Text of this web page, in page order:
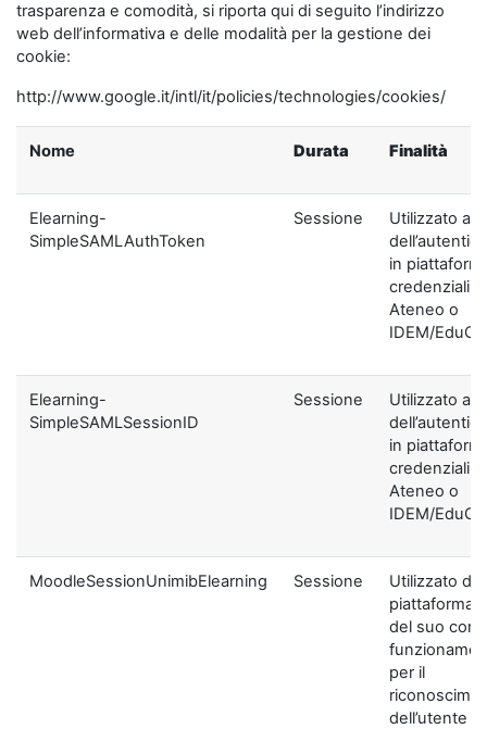
trasparenza e comodità, si riporta qui di seguito l’indirizzo
web dell’informativa e delle modalità per la gestione dei
cookie:
http://www.google.it/intl/it/policies/technologies/cookies/
Nome Durata Finalità
Elearning-
SimpleSAMLAuthToken
Sessione
Utilizzato ai
in
credenziali di
Ateneo o
IDEM/
Elearning-
SimpleSAMLSessionID
Sessione
Utilizzato ai
in
credenziali di
Ateneo o
IDEM/
MoodleSessionUnimibElearning Sessione
Utilizzato
piattaforma
del suo
per il
dell’utente